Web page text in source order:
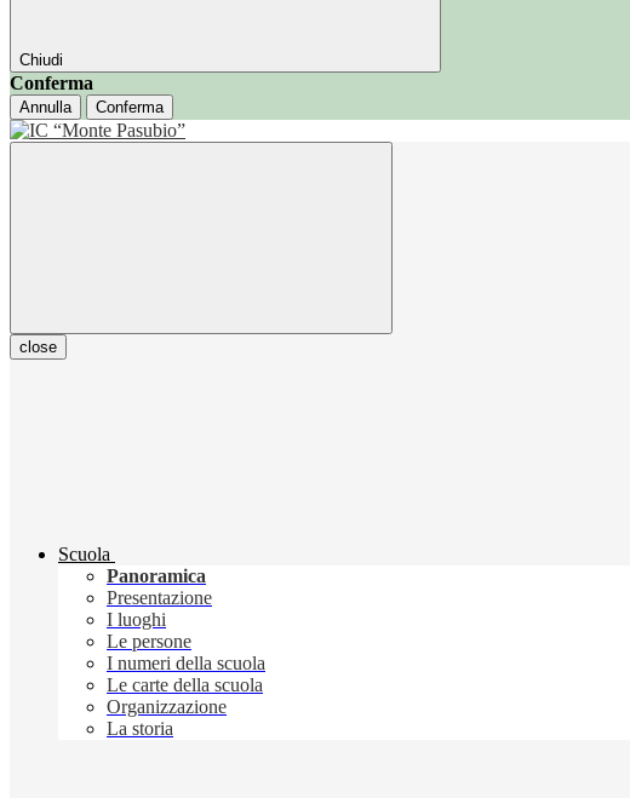
Chiudi
Conferma
Annulla Conferma
close
Scuola
Panoramica
Presentazione
I luoghi
Le persone
I numeri della scuola
Le carte della scuola
Organizzazione
La storia